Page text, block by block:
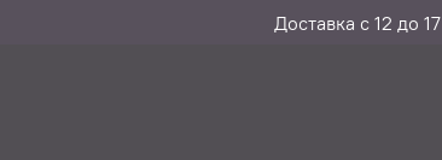
Доставка с 12 до 17